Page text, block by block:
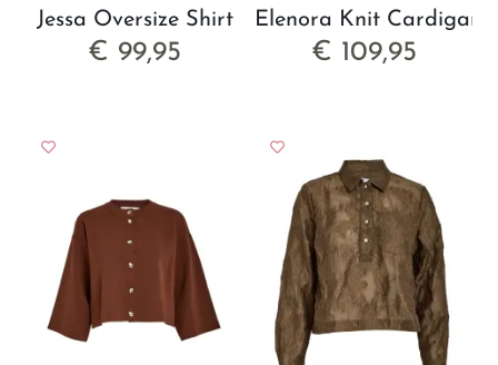
Jessa Oversize Shirt
€ 99,95
Elenora Knit Cardigan
€ 109,95